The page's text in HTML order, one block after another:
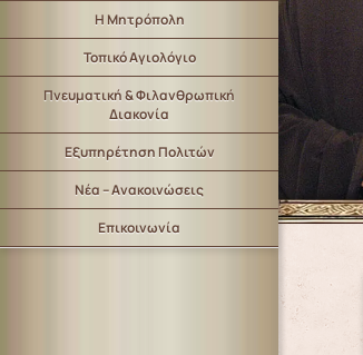
Η Μητρόπολη
Τοπικό Αγιολόγιο
Πνευματική & Φιλανθρωπική
Διακονία
Εξυπηρέτηση Πολιτών
Νέα – Ανακοινώσεις
Επικοινωνία